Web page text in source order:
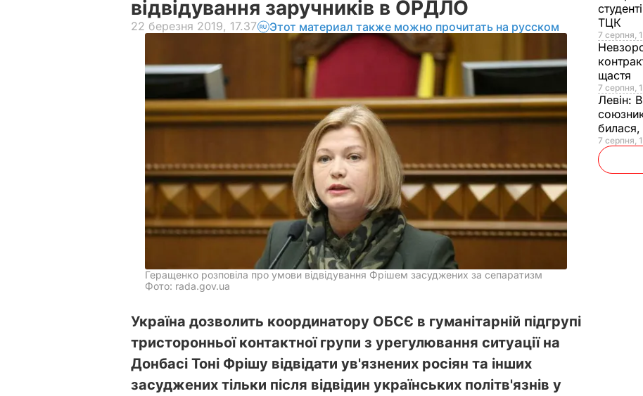
відвідування заручників в ОРДЛО
22 березня 2019, 17.37 Этот материал также можно прочитать на русском
Геращенко розповіла про умови відвідування Фрішем засуджених за сепаратизм
Фото: rada.gov.ua
Україна дозволить координатору ОБСЄ в гуманітарній підгрупі
тристоронньої контактної групи з урегулювання ситуації на
Донбасі Тоні Фрішу відвідати ув'язнених росіян та інших
засуджених тільки після відвідин українських політв'язнів у
ТЦК
7 серпня,
щастя
7 серпня,
Левін:
7 серпня,